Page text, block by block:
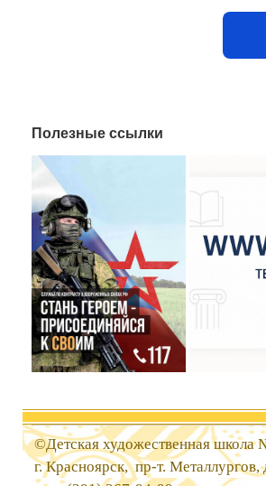
Полезные ссылки
©Детская художественная школа
г. Красноярск, пр-т. Металлургов,